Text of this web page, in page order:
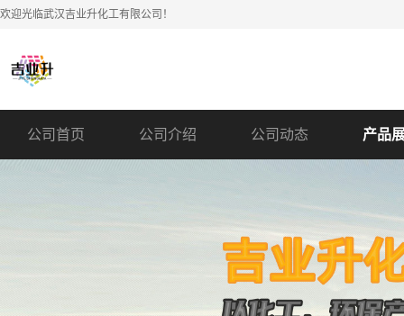
欢迎光临武汉吉业升化工有限公司！
公司首页 公司介绍 公司动态 产品